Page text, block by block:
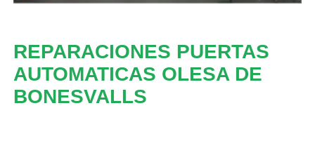
REPARACIONES PUERTAS
AUTOMATICAS OLESA DE
BONESVALLS